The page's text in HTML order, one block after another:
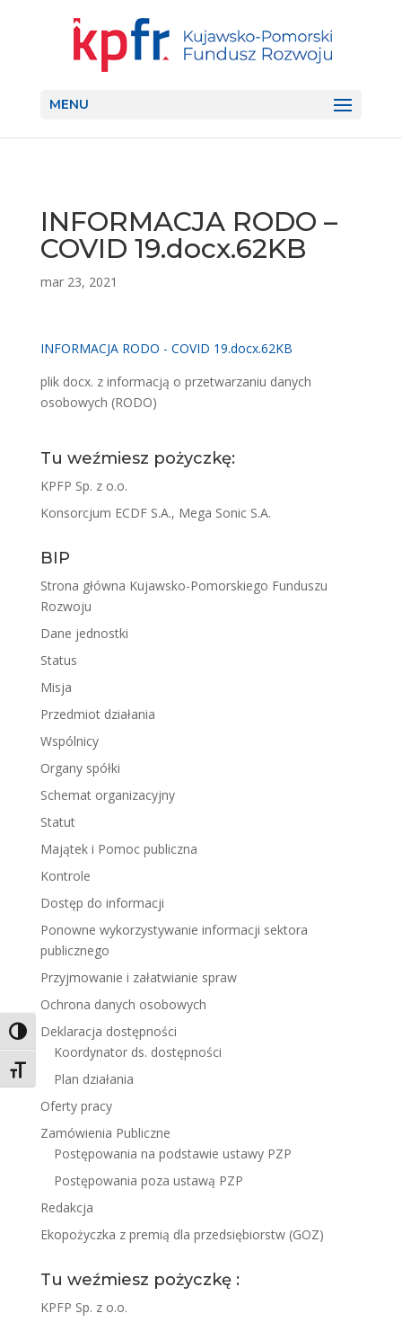
Toggle High Contrast
Toggle Font size
MENU
INFORMACJA RODO –
COVID 19.docx.62KB
mar 23, 2021
INFORMACJA RODO - COVID 19.docx.62KB
plik docx. z informacją o przetwarzaniu danych
osobowych (RODO)
Tu weźmiesz pożyczkę:
KPFP Sp. z o.o.
Konsorcjum ECDF S.A., Mega Sonic S.A.
BIP
Strona główna Kujawsko-Pomorskiego Funduszu
Rozwoju
Dane jednostki
Status
Misja
Przedmiot działania
Wspólnicy
Organy spółki
Schemat organizacyjny
Statut
Majątek i Pomoc publiczna
Kontrole
Dostęp do informacji
Ponowne wykorzystywanie informacji sektora
publicznego
Przyjmowanie i załatwianie spraw
Ochrona danych osobowych
Deklaracja dostępności
Koordynator ds. dostępności
Plan działania
Oferty pracy
Zamówienia Publiczne
Postępowania na podstawie ustawy PZP
Postępowania poza ustawą PZP
Redakcja
Ekopożyczka z premią dla przedsiębiorstw (GOZ)
Tu weźmiesz pożyczkę :
KPFP Sp. z o.o.